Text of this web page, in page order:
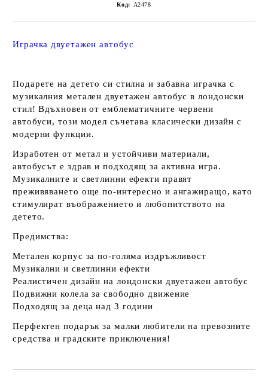
Код: A2478
Играчка двуетажен автобус
Подарете на детето си стилна и забавна играчка с
музикалния метален двуетажен автобус в лондонски
стил! Вдъхновен от емблематичните червени
автобуси, този модел съчетава класически дизайн с
модерни функции.
Изработен от метал и устойчиви материали,
автобусът е здрав и подходящ за активна игра.
Музикалните и светлинни ефекти правят
преживяването още по-интересно и ангажиращо, като
стимулират въображението и любопитството на
детето.
Предимства:
Метален корпус за по-голяма издръжливост
Музикални и светлинни ефекти
Реалистичен дизайн на лондонски двуетажен автобус
Подвижни колела за свободно движение
Подходящ за деца над 3 години
Перфектен подарък за малки любители на превозните
средства и градските приключения!